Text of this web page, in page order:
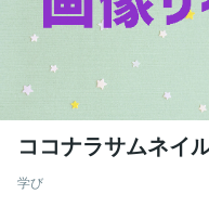
ココナラサムネイ
学び